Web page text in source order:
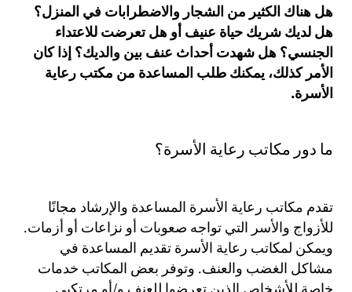
هل هناك الكثير من الشجار والاضطرابات في المنزل؟
هل لديك شريك حياة عنيف أو هل تعرضت للاعتداء
الجنسي؟ هل شهدت أحداث عنف بين والديك؟ إذا كان
الأمر كذلك، يمكنك طلب المساعدة من مكتب رعاية
الأسرة.
ما دور مكاتب رعاية الأسرة؟
تقدم مكاتب رعاية الأسرة المساعدة والإرشاد مجانًا
للأزواج والأسر التي تواجه صعوبات أو نزاعات أو أزمات.
ويمكن لمكاتب رعاية الأسرة تقديم المساعدة في
مشاكل الغضب والعنف. وتوفر بعض المكاتب خدمات